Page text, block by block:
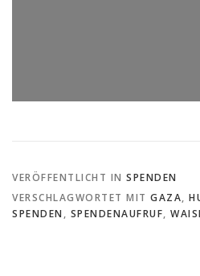
VERÖFFENTLICHT IN SPENDEN
VERSCHLAGWORTET MIT GAZA,
SPENDEN , SPENDENAUFRUF,